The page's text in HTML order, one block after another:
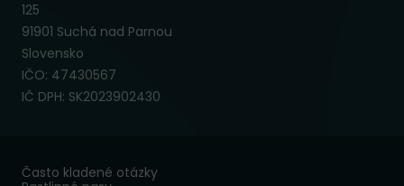
125
91901 Suchá nad Parnou
Slovensko
IČO: 47430567
IČ DPH: SK2023902430
Často kladené otázky